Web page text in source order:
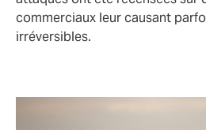
commerciaux leur causant
irréversibles.